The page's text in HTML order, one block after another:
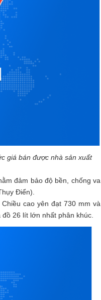
giá bán được nhà sản xuất
đảm bảo độ bền, chống va
Điển).
cao yên đạt 730 mm và
26 lít lớn nhất phân khúc.